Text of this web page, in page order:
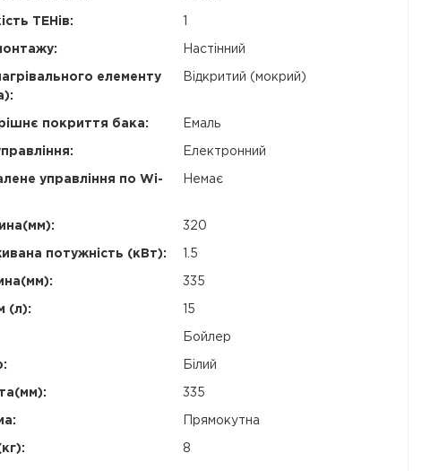
ТЕНів:
Настінний
елементу
Відкритий (мокрий)
покриття бака: Емаль
Електронний
управління по Wi-
Немає
320
потужність (кВт): 1.5
335
(л): 15
Бойлер
Білий
335
Прямокутна
8